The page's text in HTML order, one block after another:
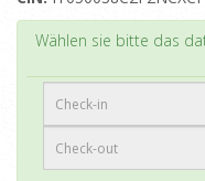
Wählen sie bitte das